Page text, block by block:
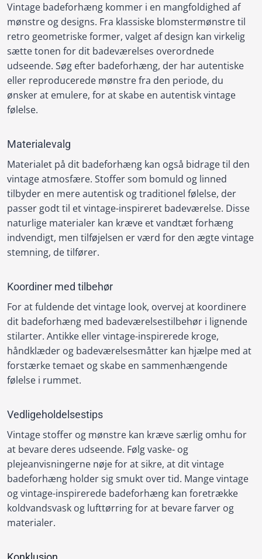
Vintage badeforhæng kommer i en mangfoldighed af
mønstre og designs. Fra klassiske blomstermønstre til
retro geometriske former, valget af design kan virkelig
sætte tonen for dit badeværelses overordnede
udseende. Søg efter badeforhæng, der har autentiske
eller reproducerede mønstre fra den periode, du
ønsker at emulere, for at skabe en autentisk vintage
følelse.
Materialevalg
Materialet på dit badeforhæng kan også bidrage til den
vintage atmosfære. Stoffer som bomuld og linned
tilbyder en mere autentisk og traditionel følelse, der
passer godt til et vintage-inspireret badeværelse. Disse
naturlige materialer kan kræve et vandtæt forhæng
indvendigt, men tilføjelsen er værd for den ægte vintage
stemning, de tilfører.
Koordiner med tilbehør
For at fuldende det vintage look, overvej at koordinere
dit badeforhæng med badeværelsestilbehør i lignende
stilarter. Antikke eller vintage-inspirerede kroge,
håndklæder og badeværelsesmåtter kan hjælpe med at
forstærke temaet og skabe en sammenhængende
følelse i rummet.
Vedligeholdelsestips
Vintage stoffer og mønstre kan kræve særlig omhu for
at bevare deres udseende. Følg vaske- og
plejeanvisningerne nøje for at sikre, at dit vintage
badeforhæng holder sig smukt over tid. Mange vintage
og vintage-inspirerede badeforhæng kan foretrække
koldvandsvask og lufttørring for at bevare farver og
materialer.